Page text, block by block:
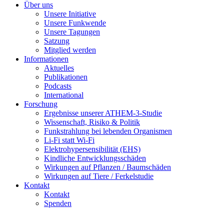
Über uns
Unsere Initiative
Unsere Funkwende
Unsere Tagungen
Satzung
Mitglied werden
Informationen
Aktuelles
Publikationen
Podcasts
International
Forschung
Ergebnisse unserer ATHEM-3-Studie
Wissenschaft, Risiko & Politik
Funkstrahlung bei lebenden Organismen
Li-Fi statt Wi-Fi
Elektrohypersensibilität (EHS)
Kindliche Entwicklungsschäden
Wirkungen auf Pflanzen / Baumschäden
Wirkungen auf Tiere / Ferkelstudie
Kontakt
Kontakt
Spenden